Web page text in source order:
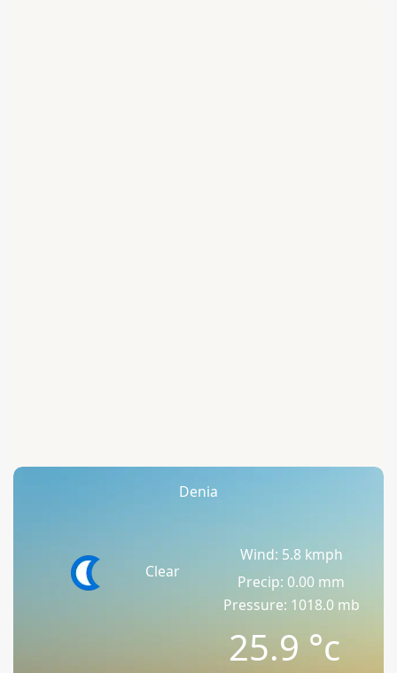
Denia
Clear
Wind: 5.8 kmph
Precip: 0.00 mm
Pressure: 1018.0 mb
25.9°c